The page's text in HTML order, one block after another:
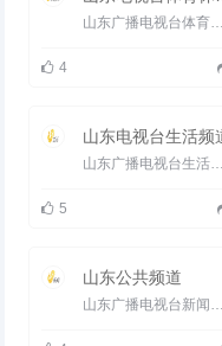
4
山东电视台生活频
5
山东公共频道